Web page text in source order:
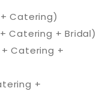
Catering)
Catering + Bridal)
Catering +
+